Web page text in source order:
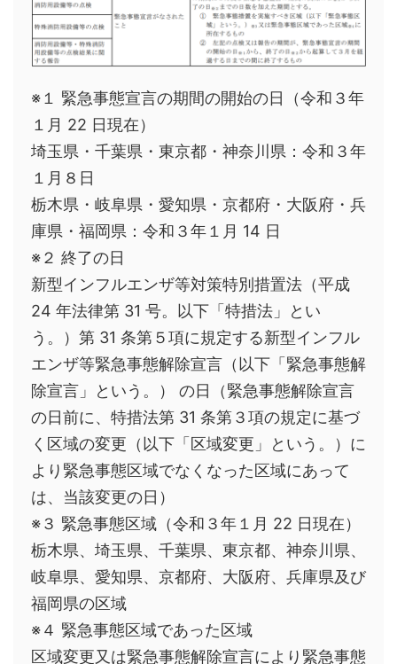
※１ 緊急事態宣言の期間の開始の日（令和３年
１月 22 日現在）
埼玉県・千葉県・東京都・神奈川県：令和３年
１月８日
栃木県・岐阜県・愛知県・京都府・大阪府・兵
庫県・福岡県：令和３年１月 14 日
※２ 終了の日
新型インフルエンザ等対策特別措置法（平成
24 年法律第 31 号。以下「特措法」とい
う。）第 31 条第５項に規定する新型インフル
エンザ等緊急事態解除宣言（以下「緊急事態解
除宣言」という。） の日（緊急事態解除宣言
の日前に、特措法第 31 条第３項の規定に基づ
く区域の変更（以下「区域変更」という。）に
より緊急事態区域でなくなった区域にあって
は、当該変更の日）
※３ 緊急事態区域（令和３年１月 22 日現在）
栃木県、埼玉県、千葉県、東京都、神奈川県、
岐阜県、愛知県、京都府、大阪府、兵庫県及び
福岡県の区域
※４ 緊急事態区域であった区域
区域変更又は緊急事態解除宣言により緊急事態